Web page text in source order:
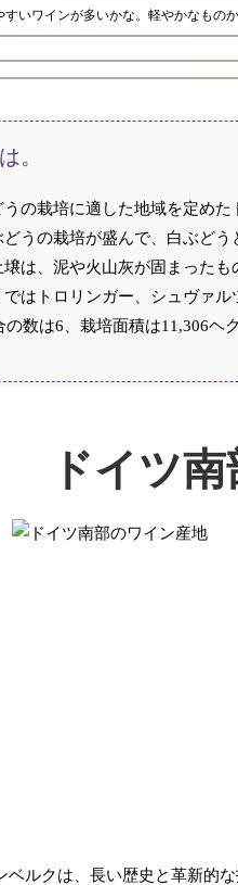
すいワインが多いかな。軽やかなもの
。
うの栽培に適した地域を定め
うの栽培が盛んで、白ぶど
は、泥や火山灰が固まった
はトロリンガー、シュヴァ
数は6、栽培面積は11,306ヘ
ドイツ
ベルクは、長い歴史と革新的